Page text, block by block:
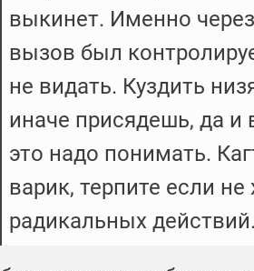
выкинет. Именно
вызов был
не видать. Куздить
иначе присядешь, да
это надо понимать.
варик, терпите если
радикальных